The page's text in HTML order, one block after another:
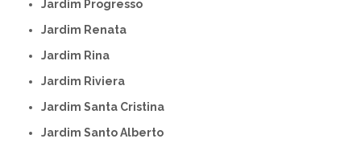
Jardim Progresso
Jardim Renata
Jardim Rina
Jardim Riviera
Jardim Santa Cristina
Jardim Santo Alberto